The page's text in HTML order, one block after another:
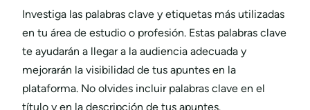
Investiga las palabras clave y etiquetas más utilizadas
en tu área de estudio o profesión. Estas palabras clave
te ayudarán a llegar a la audiencia adecuada y
mejorarán la visibilidad de tus apuntes en la
plataforma. No olvides incluir palabras clave en el
título y en la descripción de tus apuntes.